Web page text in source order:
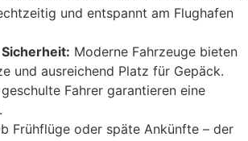
und entspannt am Flughafen
Moderne Fahrzeuge bieten
und ausreichend Platz für Gepäck.
Fahrer garantieren eine
Frühflüge oder späte Ankünfte – der